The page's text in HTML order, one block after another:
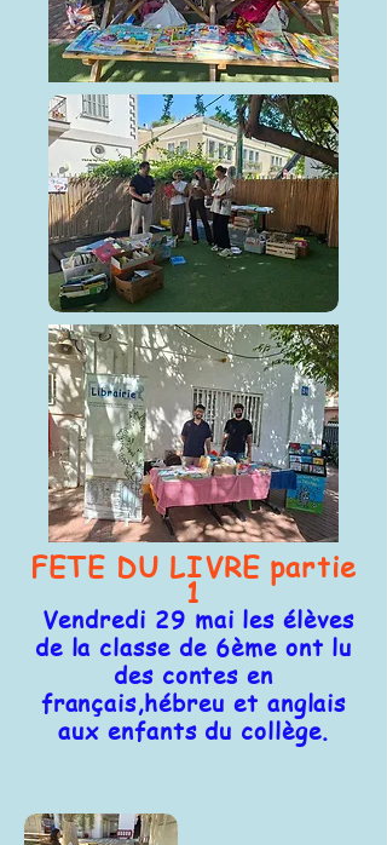
FETE DU LIVRE partie
1
Vendredi 29 mai les élèves
de la classe de 6ème ont lu
des contes en
français,hébreu et anglais
aux enfants du collège.